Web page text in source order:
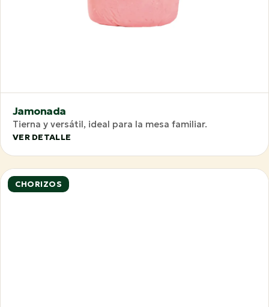
Jamonada
Tierna y versátil, ideal para la mesa familiar.
VER DETALLE
CHORIZOS